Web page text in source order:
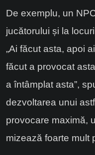
De exemplu, un
jucătorului și la
„Ai făcut asta, apoi
făcut a provocat
a întâmplat asta”,
dezvoltarea unui
provocare maximă,
mizează foarte mult